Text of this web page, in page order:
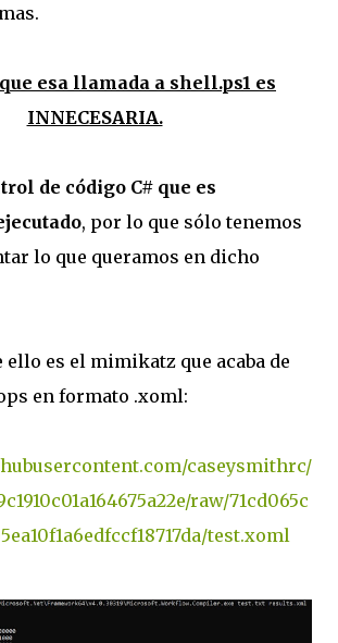
esa llamada a shell.ps1 es
INNECESARIA.
de código C# que es
, por lo que sólo tenemos
lo que queramos en dicho
ello es el mimikatz que acaba de
en formato .xoml:
caseysmithrc/
raw/71cd065c
test.xoml